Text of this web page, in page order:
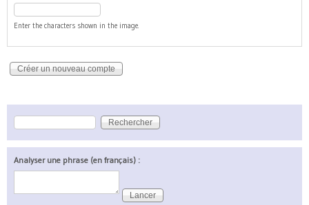
Enter the characters shown in the image.
Formulaire de recherche
Rechercher
Analyser une phrase (en français) :